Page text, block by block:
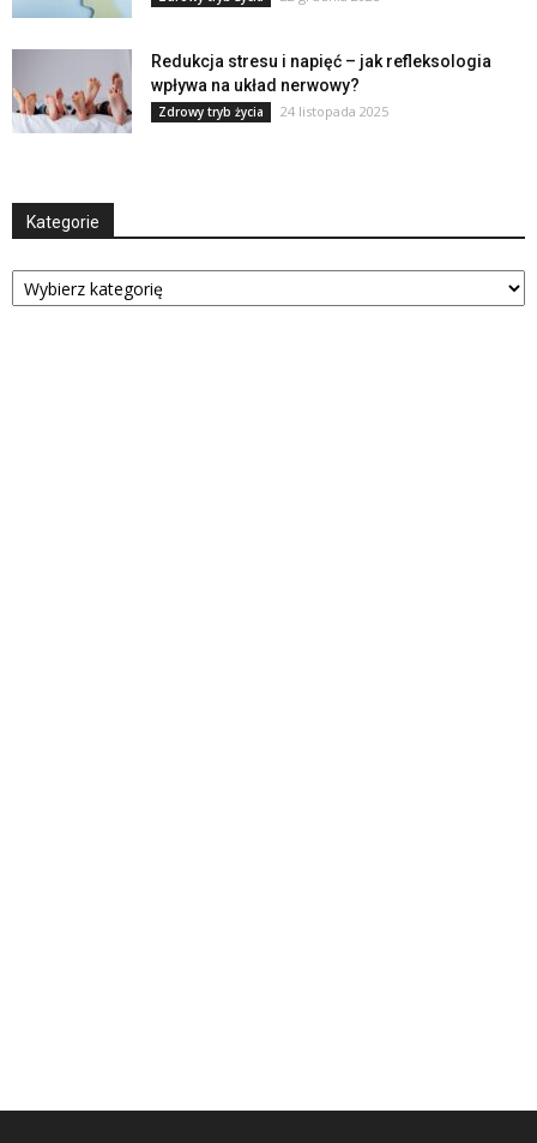
Redukcja stresu i napięć – jak refleksologia
wpływa na układ nerwowy?
Zdrowy tryb życia 24 listopada 2025
Kategorie
Kategorie